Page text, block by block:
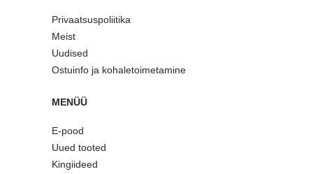
Privaatsuspoliitika
Meist
Uudised
Ostuinfo ja kohaletoimetamine
MENÜÜ
E-pood
Uued tooted
Kingiideed